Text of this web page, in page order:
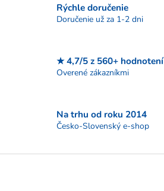
p
k
y
i
s
u
Rýchle doručenie
Doručenie už za 1-2 dni
★ 4,7/5 z 560+ hodnotení
Overené zákazníkmi
Na trhu od roku 2014
Česko-Slovenský e-shop
Z